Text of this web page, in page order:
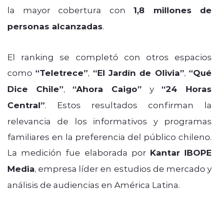
la mayor cobertura con 1,8 millones de
personas alcanzadas.
El ranking se completó con otros espacios
como “Teletrece”, “El Jardín de Olivia”, “Qué
Dice Chile”, “Ahora Caigo” y “24 Horas
Central”. Estos resultados confirman la
relevancia de los informativos y programas
familiares en la preferencia del público chileno.
La medición fue elaborada por Kantar IBOPE
Media, empresa líder en estudios de mercado y
análisis de audiencias en América Latina.